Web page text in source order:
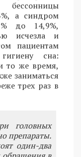
а синдром
до 14,9%,
исчезла и
пациентам
сна:
то же время,
заниматься
трех раз в
головных
препараты.
один-два